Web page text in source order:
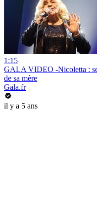
1:15
GALA VIDEO -Nicoletta :
de sa mère
Gala.fr
il y a 5 ans